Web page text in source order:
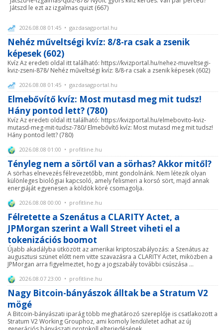
Játszd le ezt az izgalmas quizt (667)
2026.08.08 01:45 • gazdasagportal.hu
Nehéz műveltségi kvíz: 8/8-ra csak a zsenik
képesek (602)
Kvíz Az eredeti oldal itt található: https://kvizportal.hu/nehez-muveltsegi-
kviz-zseni-878/ Nehéz műveltségi kvíz: 8/8-ra csak a zsenik képesek (602)
2026.08.08 01:45 • gazdasagportal.hu
Elmebővítő kvíz: Most mutasd meg mit tudsz!
Hány pontod lett? (780)
Kvíz Az eredeti oldal itt található: https://kvizportal.hu/elmebovito-kviz-
mutasd-meg-mit-tudsz-780/ Elmebővítő kvíz: Most mutasd meg mit tudsz!
Hány pontod lett? (780)
2026.08.08 01:00 • profitline.hu
Tényleg nem a sörtől van a sörhas? Akkor mitől?
A sörhas elnevezés félrevezetőbb, mint gondolnánk. Nem létezik olyan
különleges biológiai kapcsoló, amely felismeri a korsó sört, majd annak
energiáját egyenesen a köldök köré csomagolja.
2026.08.08 00:00 • profitline.hu
Félretette a Szenátus a CLARITY Actet, a
JPMorgan szerint a Wall Street viheti el a
tokenizációs boomot
Újabb akadályba ütközött az amerikai kriptoszabályozás: a Szenátus az
augusztusi szünet előtt nem vitte szavazásra a CLARITY Actet, miközben a
JPMorgan arra figyelmeztet, hogy a jogszabály további csúszása ...
2026.08.07 23:00 • profitline.hu
Nagy Bitcoin-bányászok álltak be a Stratum V2
mögé
A Bitcoin-bányászati iparág több meghatározó szereplője is csatlakozott a
Stratum V2 Working Grouphoz, ami komoly lendületet adhat az új